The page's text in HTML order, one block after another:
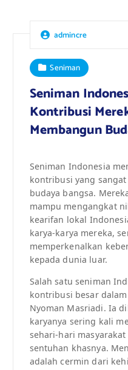
admincre
Seniman
Seniman
Kontribusi
Membangun
Seniman Indonesia
kontribusi yang
budaya bangsa.
mampu mengangkat
kearifan lokal
karya-karya mereka,
memperkenalkan
kepada dunia luar.
Salah satu seniman
kontribusi besar
Nyoman Masriadi. Ia
karyanya sering kali
sehari-hari
sentuhan khasnya.
adalah cermin dari